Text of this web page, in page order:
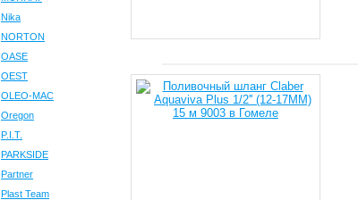
Nika
NORTON
OASE
OEST
OLEO-MAC
Oregon
P.I.T.
PARKSIDE
Partner
Plast Team